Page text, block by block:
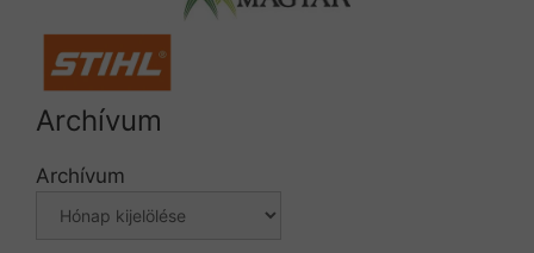
Archívum
Archívum